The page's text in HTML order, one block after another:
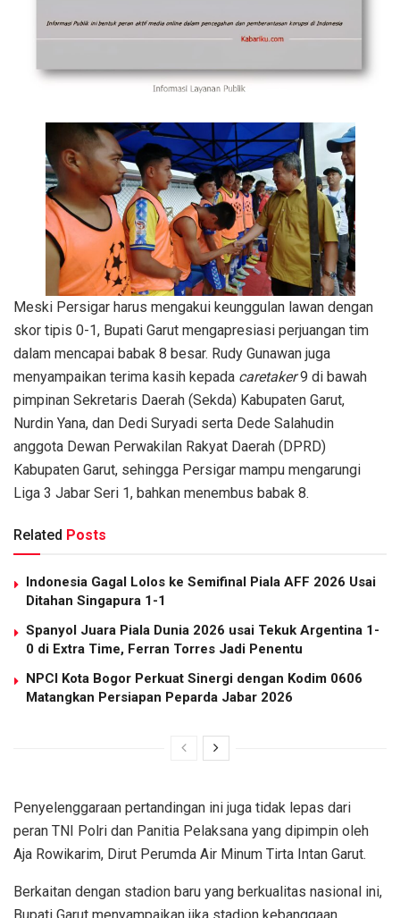
Meski Persigar harus mengakui keunggulan lawan dengan
skor tipis 0-1, Bupati Garut mengapresiasi perjuangan tim
dalam mencapai babak 8 besar. Rudy Gunawan juga
menyampaikan terima kasih kepada caretaker9 di bawah
pimpinan Sekretaris Daerah (Sekda) Kabupaten Garut,
Nurdin Yana, dan Dedi Suryadi serta Dede Salahudin
anggota Dewan Perwakilan Rakyat Daerah (DPRD)
Kabupaten Garut, sehingga Persigar mampu mengarungi
Liga 3 Jabar Seri 1, bahkan menembus babak 8.
Related Posts
Indonesia Gagal Lolos ke Semifinal Piala AFF 2026 Usai
Ditahan Singapura 1-1
Spanyol Juara Piala Dunia 2026 usai Tekuk Argentina 1-
0 di Extra Time, Ferran Torres Jadi Penentu
NPCI Kota Bogor Perkuat Sinergi dengan Kodim 0606
Matangkan Persiapan Peparda Jabar 2026
Penyelenggaraan pertandingan ini juga tidak lepas dari
peran TNI Polri dan Panitia Pelaksana yang dipimpin oleh
Aja Rowikarim, Dirut Perumda Air Minum Tirta Intan Garut.
Berkaitan dengan stadion baru yang berkualitas nasional ini,